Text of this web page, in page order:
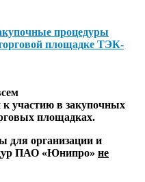
процедуры
площадке ТЭК-
к участию в закупочных
площадках.
для организации и
ПАО «Юнипро» не